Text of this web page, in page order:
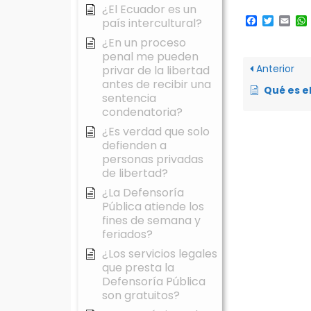
¿El Ecuador es un
país intercultural?
¿En un proceso
penal me pueden
privar de la libertad
antes de recibir una
sentencia
condenatoria?
¿Es verdad que solo
defienden a
personas privadas
de libertad?
¿La Defensoría
Pública atiende los
fines de semana y
feriados?
¿Los servicios legales
que presta la
Defensoría Pública
son gratuitos?
Anterior
Qué es el